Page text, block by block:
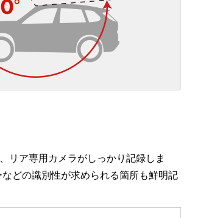
リア専用カメラがしっかり記録しま
どの識別性が求められる箇所も鮮明記